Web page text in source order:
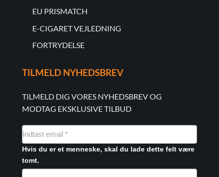
EU PRISMATCH
E-CIGARET VEJLEDNING
FORTRYDELSE
TILMELD NYHEDSBREV
TILMELD DIG VORES NYHEDSBREV OG
MODTAG EKSKLUSIVE TILBUD
NYHEDSMAIL
FORMULAR
Hvis du er et menneske, skal du lade dette felt være
tomt.